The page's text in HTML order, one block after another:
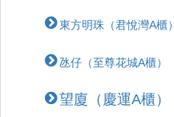
東方明珠（君悅灣A櫃）
氹仔（至尊花城A櫃）
望廈（慶運A櫃）